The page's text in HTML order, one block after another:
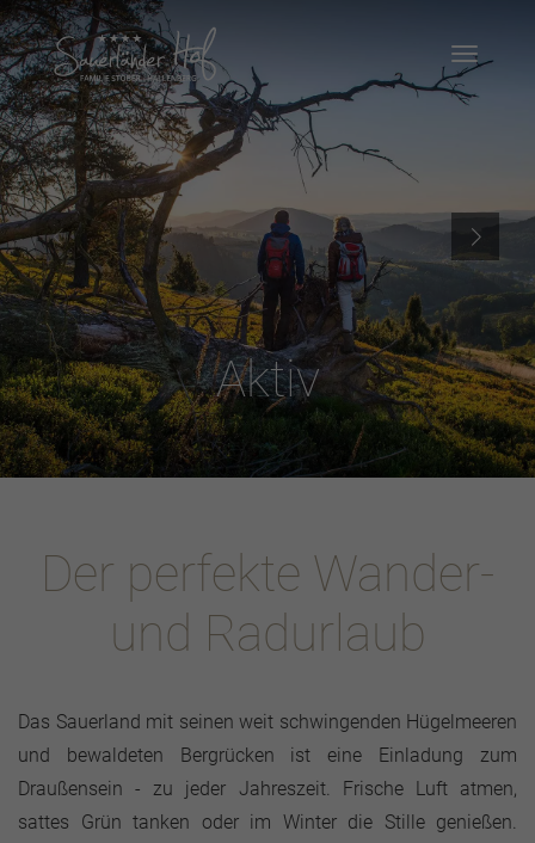
Aktiv
Der perfekte Wander-
und Radurlaub
Das Sauerland mit seinen weit schwingenden Hügelmeeren
und bewaldeten Bergrücken ist eine Einladung zum
Draußensein - zu jeder Jahreszeit. Frische Luft atmen,
sattes Grün tanken oder im Winter die Stille genießen.